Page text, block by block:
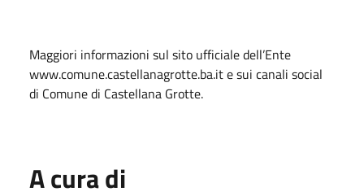
Maggiori informazioni sul sito ufficiale dell’Ente
www.comune.castellanagrotte.ba.it e sui canali social
di Comune di Castellana Grotte.
A cura di